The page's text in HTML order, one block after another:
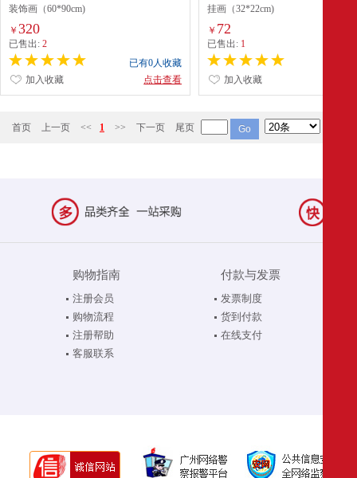
装饰画（60*90cm)
￥ 320
已售出: 2
已有0人收藏
点击查看
加入收藏
挂画（32*22cm)
￥ 72
已售出: 1
加入收藏
首页 上一页 << 1 >> 下一页 尾页
购物指南
注册会员
购物流程
注册帮助
客服联系
付款与发票
发票制度
货到付款
在线支付